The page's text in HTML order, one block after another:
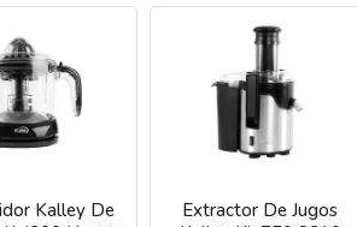
Kalley De
Extractor De Jugos